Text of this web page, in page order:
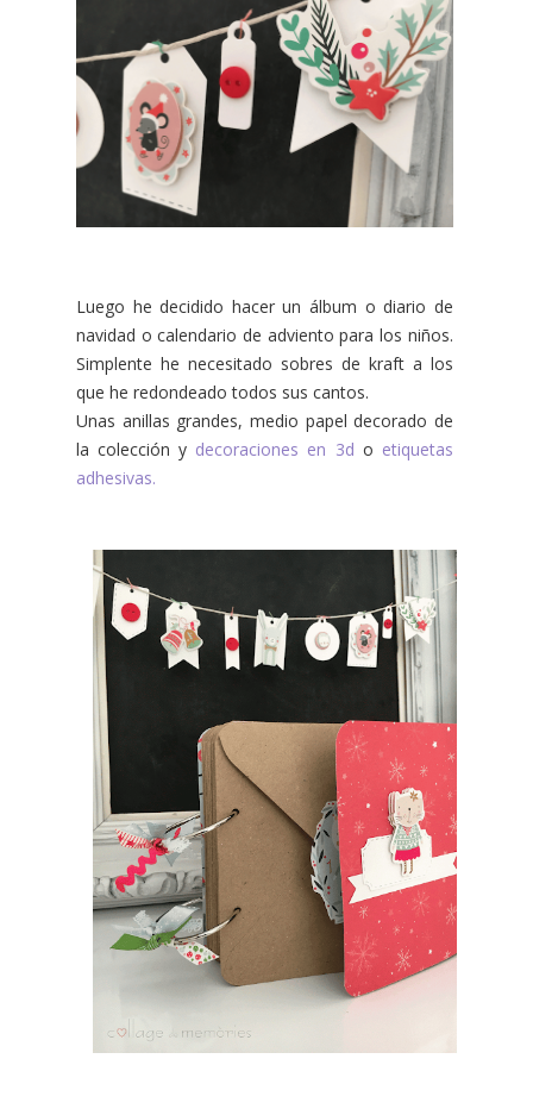
Luego he decidido hacer un álbum o diario de
navidad o calendario de adviento para los niños.
Simplente he necesitado sobres de kraft a los
que he redondeado todos sus cantos.
Unas anillas grandes, medio papel decorado de
la colección y decoraciones en 3d o etiquetas
adhesivas.